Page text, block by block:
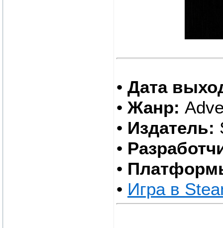
• Дата
• Жанр:
• Издатель:
•
•
• Игра в